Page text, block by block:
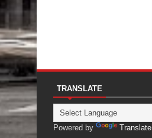
TRANSLATE
Powered by Translate